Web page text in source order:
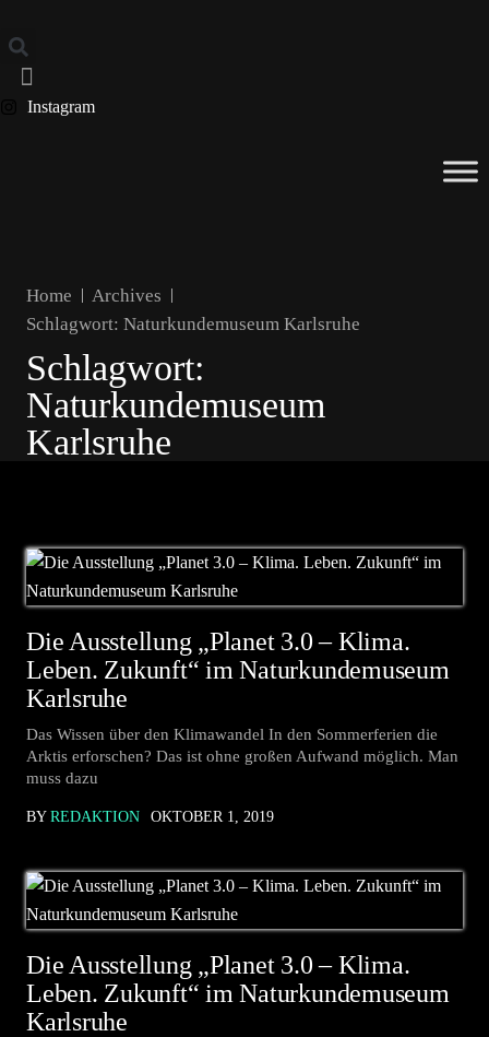
Instagram
Home
Archives
Schlagwort: Naturkundemuseum Karlsruhe
Schlagwort:
Naturkundemuseum
Karlsruhe
Die Ausstellung „Planet 3.0 – Klima.
Leben. Zukunft“ im Naturkundemuseum
Karlsruhe
Das Wissen über den Klimawandel In den Sommerferien die
Arktis erforschen? Das ist ohne großen Aufwand möglich. Man
muss dazu
BY REDAKTION OKTOBER 1, 2019
Die Ausstellung „Planet 3.0 – Klima.
Leben. Zukunft“ im Naturkundemuseum
Karlsruhe